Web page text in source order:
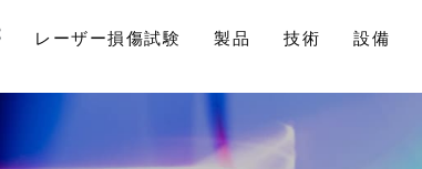
レーザー損傷試験 製品 技術 設備